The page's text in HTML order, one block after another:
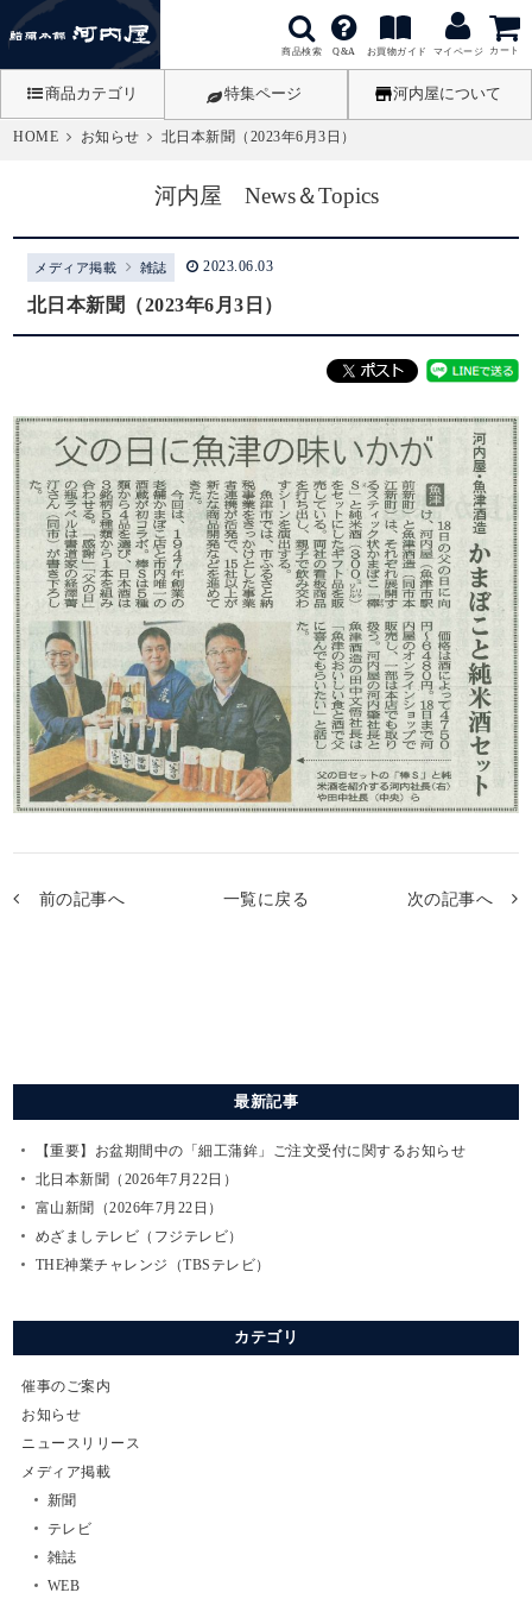
商品検索 Q&A お買物ガイド マイページ カート
商品カテゴリ 特集ページ 河内屋について
HOME お知らせ 北日本新聞（2023年6月3日）
河内屋 News＆Topics
メディア掲載 雑誌 2023.06.03
北日本新聞（2023年6月3日）
前の記事へ 一覧に戻る 次の記事へ
最新記事
【重要】お盆期間中の「細工蒲鉾」ご注文受付に関するお知らせ
北日本新聞（2026年7月22日）
富山新聞（2026年7月22日）
めざましテレビ（フジテレビ）
THE神業チャレンジ（TBSテレビ）
カテゴリ
催事のご案内
お知らせ
ニュースリリース
メディア掲載
新聞
テレビ
雑誌
WEB